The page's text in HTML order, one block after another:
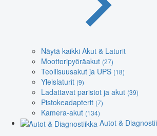
Näytä kaikki Akut & Laturit
Moottoripyöräakut (27)
Teollisuusakut ja UPS (18)
Yleislaturit (9)
Ladattavat paristot ja akut (39)
Pistokeadapterit (7)
Kamera-akut (134)
Autot &